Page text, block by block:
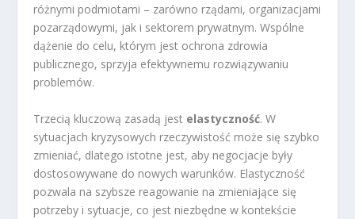
różnymi podmiotami – zarówno rządami, organizacjami
pozarządowymi, jak i sektorem prywatnym. Wspólne
dążenie do celu, którym jest ochrona zdrowia
publicznego, sprzyja efektywnemu rozwiązywaniu
problemów.
Trzecią kluczową zasadą jest elastyczność. W
sytuacjach kryzysowych rzeczywistość może się szybko
zmieniać, dlatego istotne jest, aby negocjacje były
dostosowywane do nowych warunków. Elastyczność
pozwala na szybsze reagowanie na zmieniające się
potrzeby i sytuacje, co jest niezbędne w kontekście